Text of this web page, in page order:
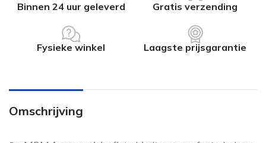
Binnen 24 uur geleverd Gratis verzending
Fysieke winkel Laagste prijsgarantie
Omschrijving